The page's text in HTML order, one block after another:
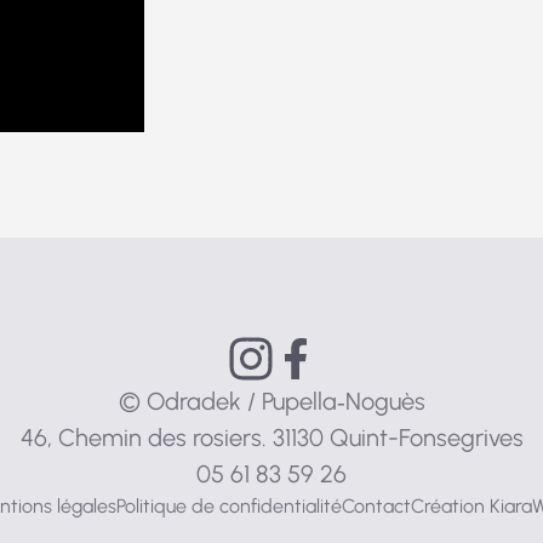
© Odradek / Pupella‑Noguès
46, Chemin des rosiers. 31130 Quint-Fonsegrives
05 61 83 59 26
légalesPolitique de confidentialitéContactCréation